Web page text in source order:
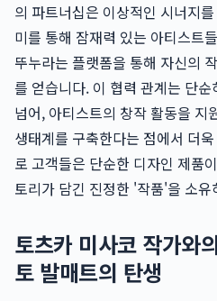
의 파트너십은 이상적인 시너지
미를 통해 잠재력 있는 아티스트
뚜누라는 플랫폼을 통해 자신의
를 얻습니다. 이 협력 관계는 단
넘어, 아티스트의 창작 활동을 지
생태계를 구축한다는 점에서 더
로 고객들은 단순한 디자인 제품
토리가 담긴 진정한 '작품'을 소
토츠카 미사코 작가와
토 발매트의 탄생